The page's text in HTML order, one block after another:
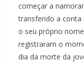
começar a
transferido a conta
o seu próprio
registraram o
dia da morte da